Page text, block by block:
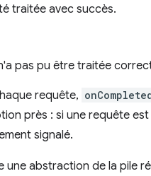
traitée avec succès.
pas pu être traitée
requête,
près : si une requête est
signalé.
une abstraction de la pile